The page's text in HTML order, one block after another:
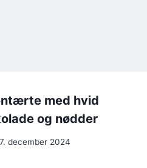
med hvid
og nødder
december 2024